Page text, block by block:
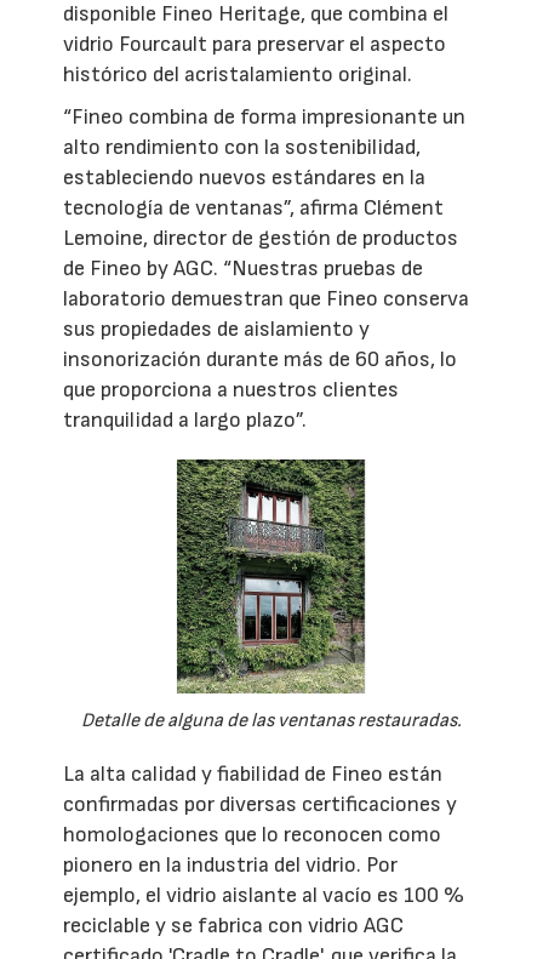
disponible Fineo Heritage, que combina el
vidrio Fourcault para preservar el aspecto
histórico del acristalamiento original.
“Fineo combina de forma impresionante un
alto rendimiento con la sostenibilidad,
estableciendo nuevos estándares en la
tecnología de ventanas”, afirma Clément
Lemoine, director de gestión de productos
de Fineo by AGC. “Nuestras pruebas de
laboratorio demuestran que Fineo conserva
sus propiedades de aislamiento y
insonorización durante más de 60 años, lo
que proporciona a nuestros clientes
tranquilidad a largo plazo”.
Detalle de alguna de las ventanas restauradas.
La alta calidad y fiabilidad de Fineo están
confirmadas por diversas certificaciones y
homologaciones que lo reconocen como
pionero en la industria del vidrio. Por
ejemplo, el vidrio aislante al vacío es 100 %
reciclable y se fabrica con vidrio AGC